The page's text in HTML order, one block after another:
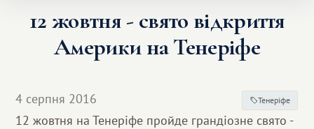
Клуб
Партнерам
12 жовтня - свято відкриття
Америки на Тенеріфе
4 серпня 2016 Тенеріфе
12 жовтня на Тенеріфе пройде грандіозне свято -